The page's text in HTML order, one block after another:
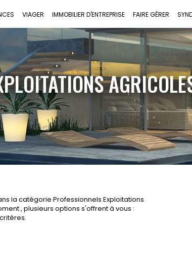
VIAGER IMMOBILIER D'ENTREPRISE FAIRE GÉRER
la catégorie Professionnels Exploitations
, plusieurs options s'offrent à vous :